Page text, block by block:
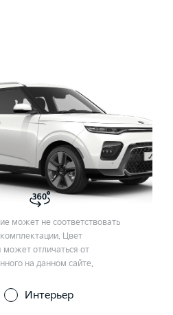
может не соответствовать
Цвет
может отличаться от
на данном сайте.
Интерьер